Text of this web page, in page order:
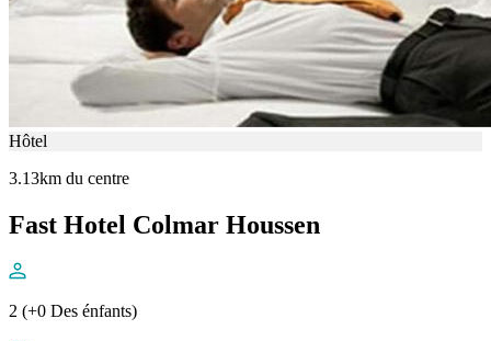
Hôtel
3.13km du centre
Fast Hotel Colmar Houssen
2 (+0 Des énfants)